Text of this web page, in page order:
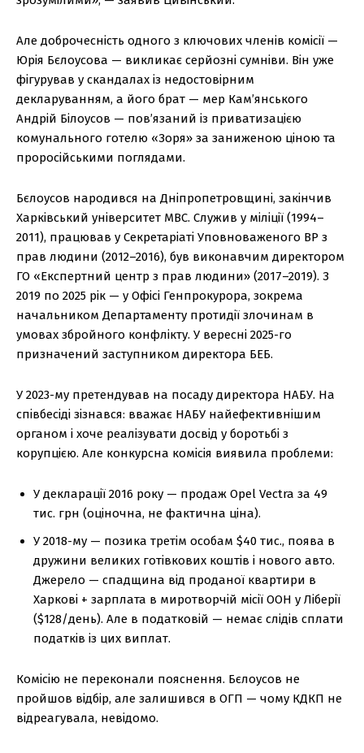
Але доброчесність одного з ключових членів комісії —
Юрія Бєлоусова — викликає серйозні сумніви. Він уже
фігурував у скандалах із недостовірним
декларуванням, а його брат — мер Кам’янського
Андрій Білоусов — пов’язаний із приватизацією
комунального готелю «Зоря» за заниженою ціною та
проросійськими поглядами.
Бєлоусов народився на Дніпропетровщині, закінчив
Харківський університет МВС. Служив у міліції (1994–
2011), працював у Секретаріаті Уповноваженого ВР з
прав людини (2012–2016), був виконавчим директором
ГО «Експертний центр з прав людини» (2017–2019). З
2019 по 2025 рік — у Офісі Генпрокурора, зокрема
начальником Департаменту протидії злочинам в
умовах збройного конфлікту. У вересні 2025-го
призначений заступником директора БЕБ.
У 2023-му претендував на посаду директора НАБУ. На
співбесіді зізнався: вважає НАБУ найефективнішим
органом і хоче реалізувати досвід у боротьбі з
корупцією. Але конкурсна комісія виявила проблеми:
У декларації 2016 року — продаж Opel Vectra за 49
тис. грн (оціночна, не фактична ціна).
У 2018-му — позика третім особам $40 тис., поява в
дружини великих готівкових коштів і нового авто.
Джерело — спадщина від проданої квартири в
Харкові + зарплата в миротворчій місії ООН у Ліберії
($128/день). Але в податковій — немає слідів сплати
податків із цих виплат.
Комісію не переконали пояснення. Бєлоусов не
пройшов відбір, але залишився в ОГП — чому КДКП не
відреагувала, невідомо.